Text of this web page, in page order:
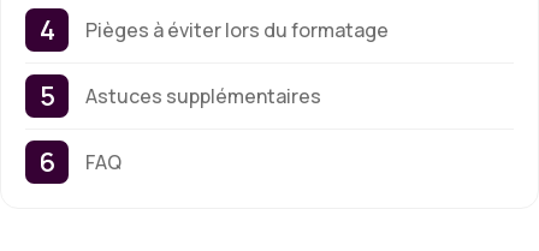
Pièges à éviter lors du formatage
Astuces supplémentaires
FAQ